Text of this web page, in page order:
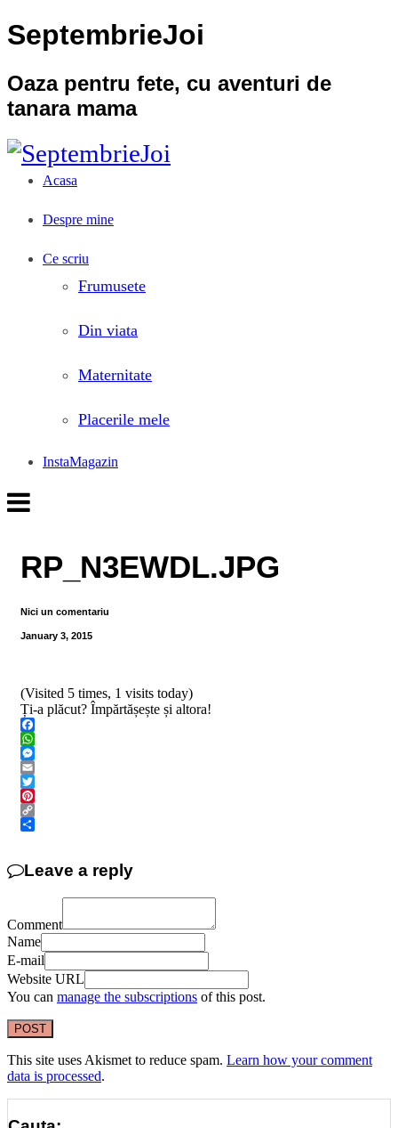
SeptembrieJoi
Oaza pentru fete, cu aventuri de
tanara mama
Acasa
Despre mine
Ce scriu
Frumusete
Din viata
Maternitate
Placerile mele
InstaMagazin
RP_N3EWDL.JPG
Nici un comentariu
January 3, 2015
(Visited 5 times, 1 visits today)
Ți-a plăcut? Împărtășește și altora!
Facebook
WhatsApp
Messenger
Email
Twitter
Pinterest
Copy
Leave a reply
Comment
Name
E-mail
Website URL
You can manage the subscriptions of this post.
This site uses Akismet to reduce spam. Learn how your comment
data is processed.